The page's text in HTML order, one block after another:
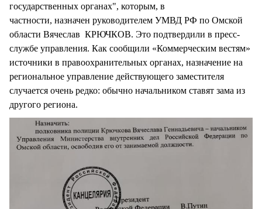
государственных органах", которым, в
частности, назначен руководителем УМВД РФ по Омской
области Вячеслав КРЮЧКОВ. Это подтвердили в пресс-
службе управления. Как сообщили «Коммерческим вестям»
источники в правоохранительных органах, назначение на
региональное управление действующего заместителя
случается очень редко: обычно начальником ставят зама из
другого региона.